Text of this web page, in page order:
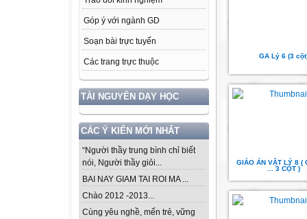
Góp ý với ngành GD
Soạn bài trực tuyến
Các trang trực thuộc
TÀI NGUYÊN DẠY HỌC
CÁC Ý KIẾN MỚI NHẤT
“Người thầy trung bình chỉ biết
nói, Người thầy giỏi...
BAI NAY GIAM TAI ROI MA ...
Chào 2012 -2013...
Cùng yêu nghề, mến trẻ, vững
GA Lý 6 (3
GIÁO ÁN VẬT LÝ 8 (
... 3 CỘT )